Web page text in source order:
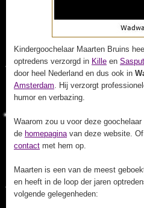
Kindergoochelaar Maarten Bruins
optredens verzorgd in Kille en Sasput
door heel Nederland en dus ook in
Amsterdam. Hij verzorgt
humor en verbazing.
Waarom zou u voor deze
de homepaginavan deze website.
contact met hem op.
Maarten is een van de meest
en heeft in de loop der jaren
volgende gelegenheden: